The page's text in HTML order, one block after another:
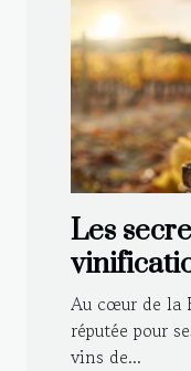
Les
et
Au cœur de la
réputée pour
vins de...